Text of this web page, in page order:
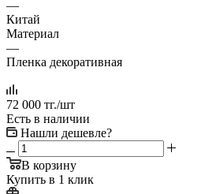
—
Китай
Материал
—
Пленка декоративная
72 000 тг./шт
Есть в наличии
Нашли дешевле?
В корзину
Купить в 1 клик